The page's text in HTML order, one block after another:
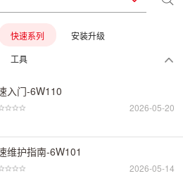
快速系列
安装升级
工具
入门-6W110
2026-05-20
维护指南-6W101
2026-05-14